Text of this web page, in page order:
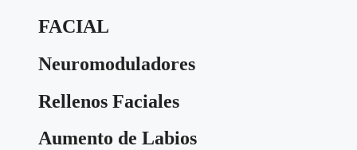
FACIAL
Neuromoduladores
Rellenos Faciales
Aumento de Labios